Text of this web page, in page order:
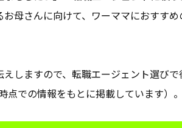
母さんに向けて、ワーママにおすす
しますので、転職エージェント選び
での情報をもとに掲載しています）。